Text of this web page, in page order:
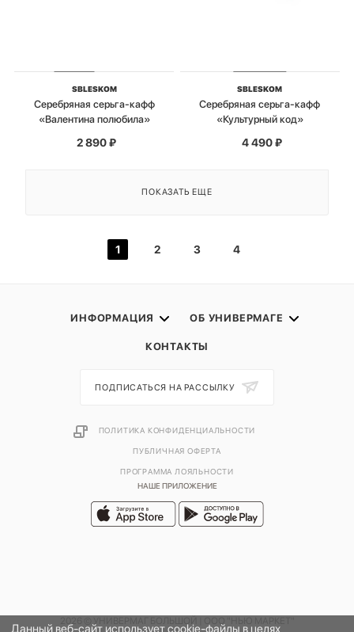
SBLESKOM
Серебряная серьга-кафф
«Валентина полюбила»
2 890₽
SBLESKOM
Серебряная серьга-кафф
«Культурный код»
4 490₽
ПОКАЗАТЬ ЕЩЕ
1 2 3 4
ИНФОРМАЦИЯ ОБ УНИВЕРМАГЕ
КОНТАКТЫ
НАШЕ ПРИЛОЖЕНИЕ
ПОДПИСАТЬСЯ НА РАССЫЛКУ
ПОЛИТИКА КОНФИДЕНЦИАЛЬНОСТИ
ПУБЛИЧНАЯ ОФЕРТА
ПРОГРАММА ЛОЯЛЬНОСТИ
Данный веб-сайт использует cookie-файлы в целях